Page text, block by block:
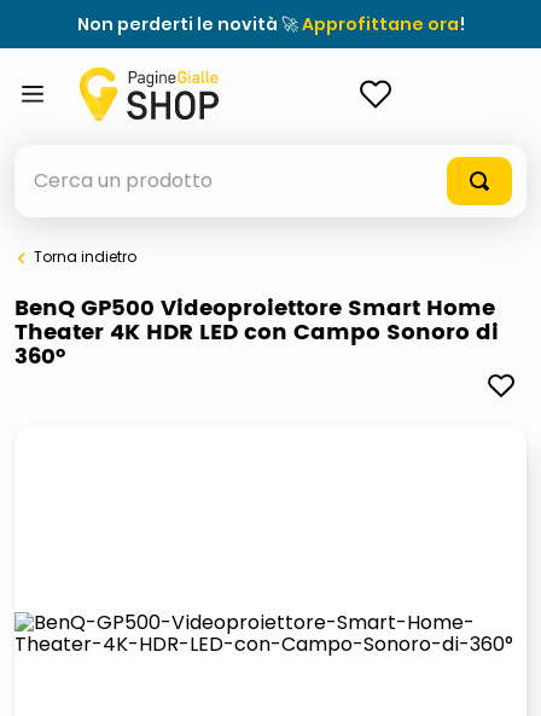
Non perderti le novità 🚀Approfittane ora!
elenchi telefonici
meme
pattumiera raccolta differenziata
Torna indietro
BenQ GP500 Videoproiettore Smart Home
Theater 4K HDR LED con Campo Sonoro di
360°